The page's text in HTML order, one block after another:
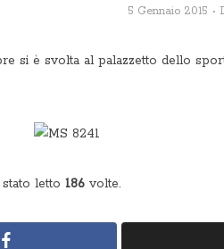
5 Gennaio 2015
si è svolta al palazzetto dello
letto 186 volte.